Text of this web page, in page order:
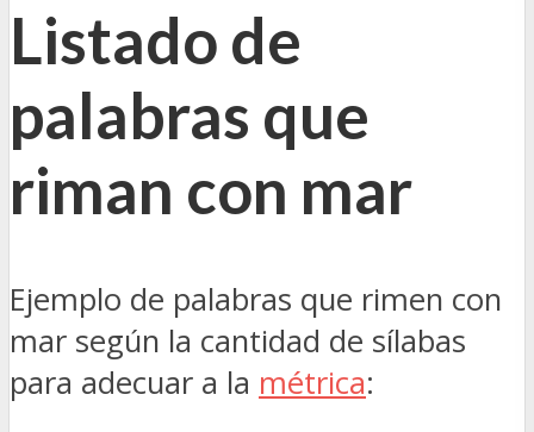
Listado de
palabras que
riman con mar
Ejemplo de palabras que rimen con
mar según la cantidad de sílabas
para adecuar a la métrica: